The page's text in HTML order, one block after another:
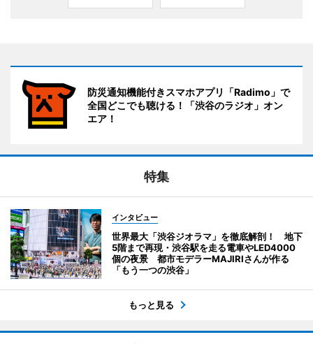
防災通知機能付きスマホアプリ「Radimo」で
全国どこでも聴ける！「渋谷のラジオ」オン
エア！
特集
インタビュー
世界最大「渋谷ジオラマ」を徹底解剖！ 地下
5階まで再現・渋谷駅を走る電車やLED4000
個の夜景 都市モデラーMAJIRIさんが作る
「もう一つの渋谷」
もっと見る